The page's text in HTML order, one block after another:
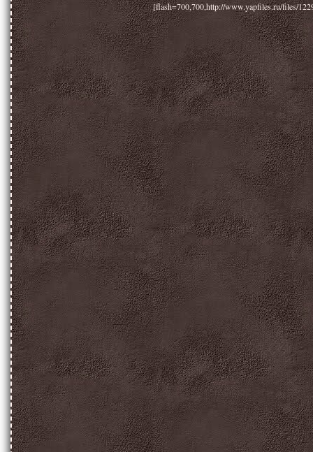
[flash=700,700,http://www.yapfiles.ru/files/